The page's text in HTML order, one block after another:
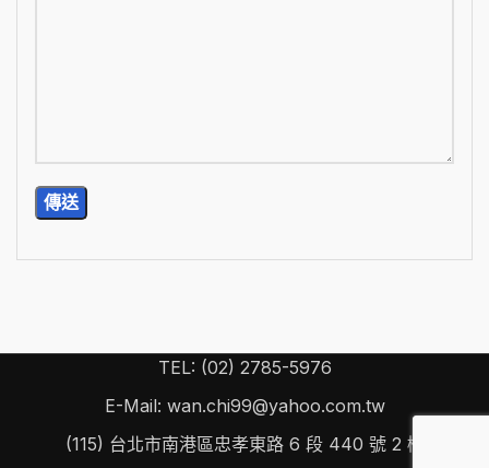
TEL: (02) 2785-5976
E-Mail: wan.chi99@yahoo.com.tw
(115) 台北市南港區忠孝東路 6 段 440 號 2 樓